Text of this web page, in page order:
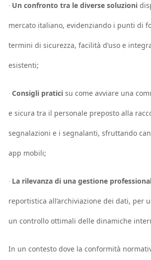
· Un confronto tra le diverse soluzioni
mercato italiano, evidenziando i punti di
termini di sicurezza, facilità d’uso e
esistenti;
· Consigli pratici su come avviare una
e sicura tra il personale preposto alla
segnalazioni e i segnalanti, sfruttando
app mobili;
· La rilevanza di una gestione
reportistica all’archiviazione dei dati, per
un controllo ottimali delle dinamiche
In un contesto dove la conformità